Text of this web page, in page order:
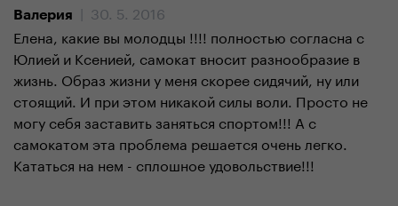
Валерия
| 30. 5. 2016
Елена, какие вы молодцы !!!! полностью согласна с
Юлией и Ксенией, самокат вносит разнообразие в
жизнь. Образ жизни у меня скорее сидячий, ну или
стоящий. И при этом никакой силы воли. Просто не
могу себя заставить заняться спортом!!! А с
самокатом эта проблема решается очень легко.
Кататься на нем - сплошное удовольствие!!!